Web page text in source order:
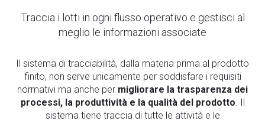
Traccia i lotti in ogni flusso operativo e gestisci al
meglio le informazioni associate
Il sistema di tracciabilità, dalla materia prima al prodotto
finito, non serve unicamente per soddisfare i requisiti
normativi ma anche per migliorare la trasparenza dei
processi, la produttività e la qualità del prodotto. Il
sistema tiene traccia di tutte le attività e le